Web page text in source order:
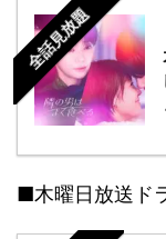
全話見放題
■木曜日放送ド